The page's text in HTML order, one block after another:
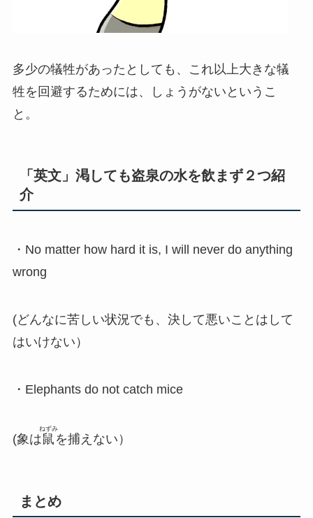
多少の犠牲があったとしても、これ以上大きな犠
牲を回避するためには、しょうがないというこ
と。
「英文」渇しても盗泉の水を飲まず２つ紹
介
・No matter how hard it is, I will never do anything
wrong
(どんなに苦しい状況でも、決して悪いことはして
はいけない）
・Elephants do not catch mice
(象は鼠
ねずみ
を捕えない）
まとめ